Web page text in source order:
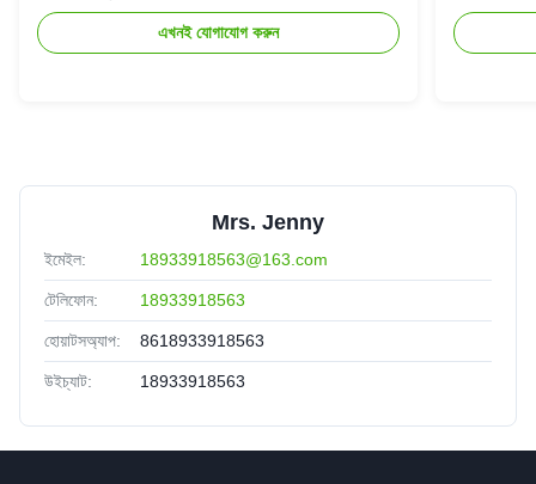
এখনই যোগাযোগ করুন
Mrs. Jenny
ইমেইল: 18933918563@163.com
টেলিফোন: 18933918563
হোয়াটসঅ্যাপ: 8618933918563
উইচ্যাট: 18933918563